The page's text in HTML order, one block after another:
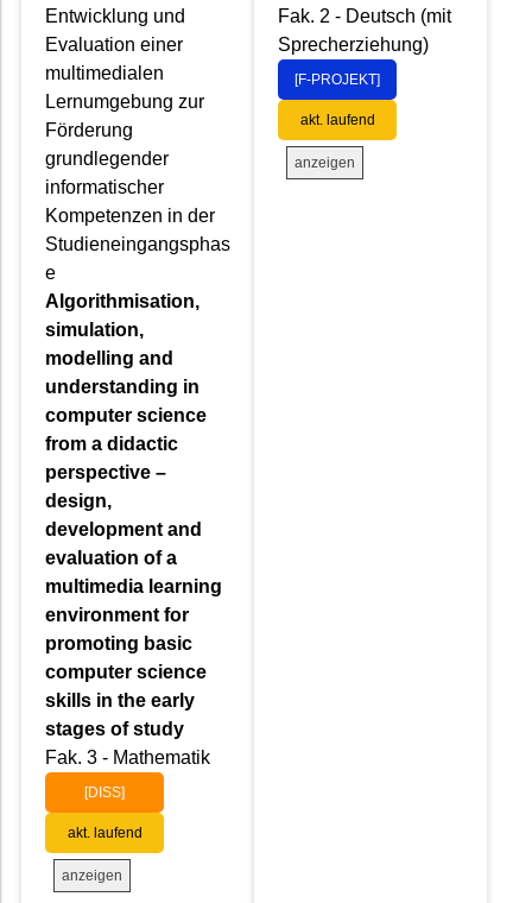
Entwicklung und
Evaluation einer
multimedialen
Lernumgebung zur
Förderung
grundlegender
informatischer
Kompetenzen in der
Studieneingangsphas
e
Algorithmisation,
simulation,
modelling and
understanding in
computer science
from a didactic
perspective –
design,
development and
evaluation of a
multimedia learning
environment for
promoting basic
computer science
skills in the early
stages of study
Fak. 3 - Mathematik
[DISS]
akt. laufend
anzeigen
Fak. 2 - Deutsch (mit
Sprecherziehung)
[F-PROJEKT]
akt. laufend
anzeigen